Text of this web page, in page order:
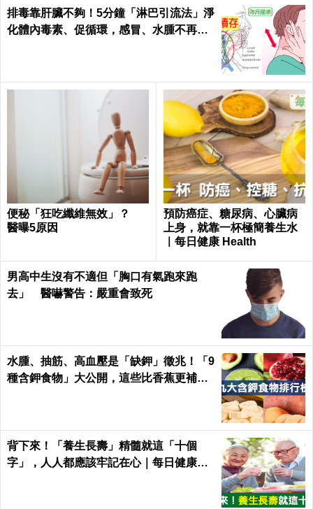
排毒靠肝臟不夠！5分鐘「淋巴引流法」淨
化體內毒素、促循環，感冒、水腫不再來
便秘「狂吃纖維無效」？
醫曝5原因
預防癌症、糖尿病、心臟病
上身，就靠一杯極簡養生水
｜每日健康 Health
男高中生沒有不適但「胸口有氣跑來跑
去」 醫嚇警告：嚴重會致死
水腫、抽筋、高血壓是「缺鉀」徵兆！「9
種含鉀食物」大公開，這些比香蕉更補鉀
背下來！「養生長壽」精髓就這「十個
字」，人人都應該牢記在心｜每日健康He